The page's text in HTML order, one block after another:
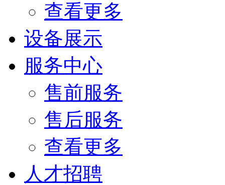
查看更多
设备展示
服务中心
售前服务
售后服务
查看更多
人才招聘